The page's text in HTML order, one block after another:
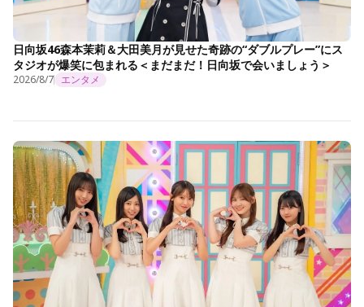
日向坂46森本茉莉＆大田美月が見せた奇跡の“ダブルプレー”にス
タジオが爆笑に包まれる＜まだまだ！日向坂で会いましょう＞
2026/8/7 エンタメ